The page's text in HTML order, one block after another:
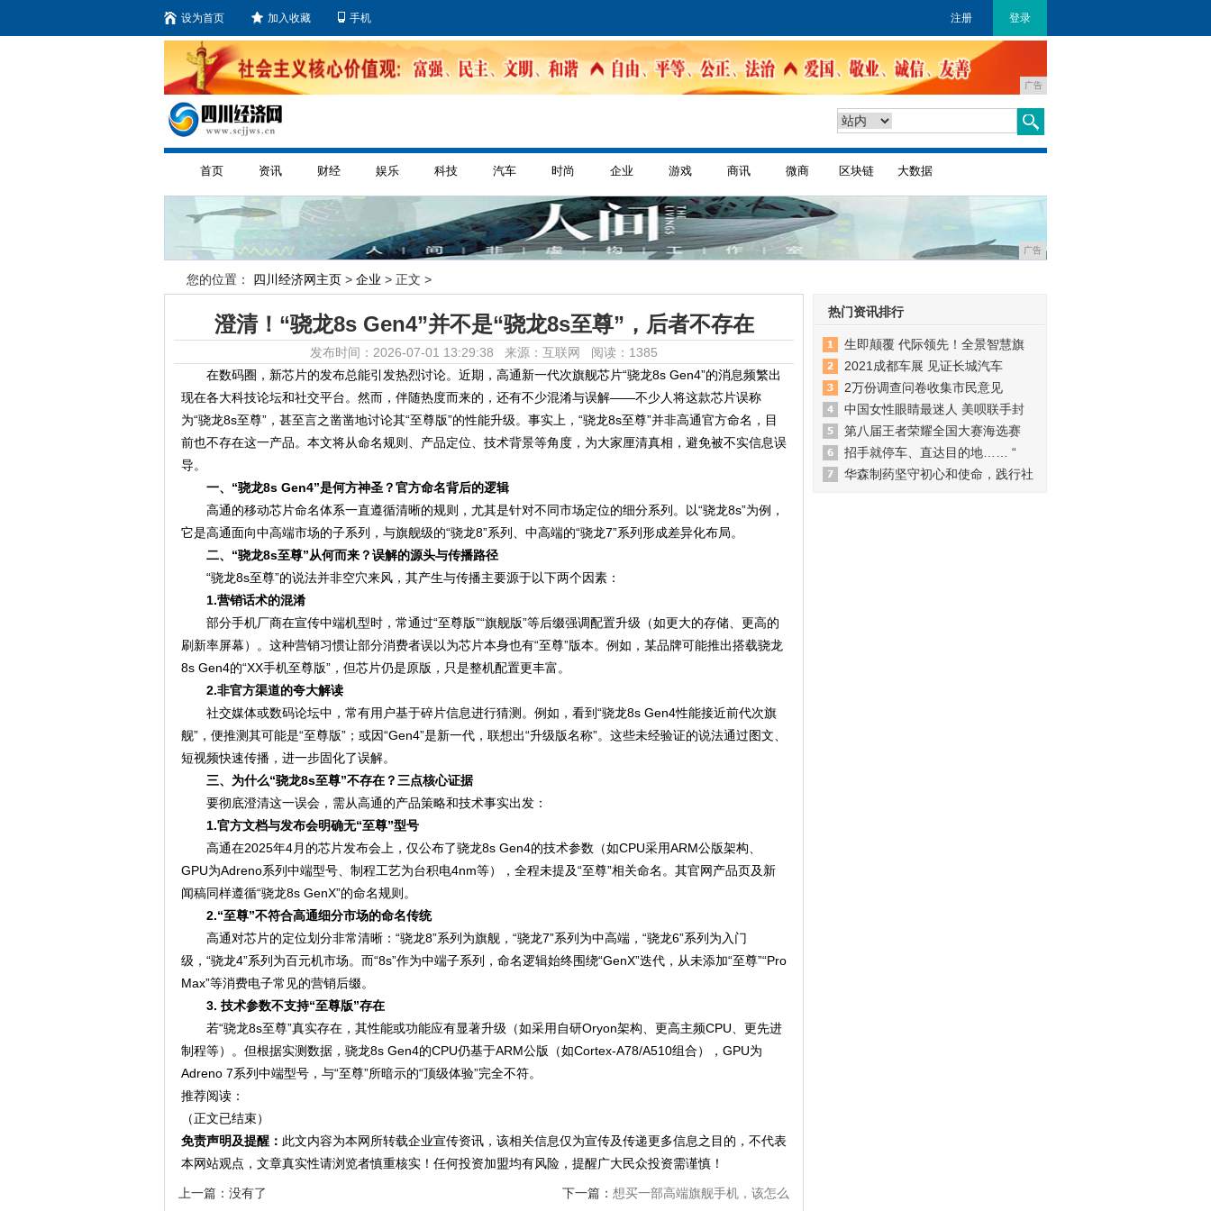
设为首页 加入收藏 手机 注册 登录
广告
首页 资讯 财经 娱乐 科技 汽车 时尚 企业 游戏 商讯 微商 区块链 大数据
广告
您的位置： 四川经济网主页 > 企业 > 正文 >
澄清！“骁龙8s Gen4”并不是“骁龙8s至尊”，后者不存在
发布时间：2026-07-01 13:29:38 来源：互联网 阅读：1385
在数码圈，新芯片的发布总能引发热烈讨论。近期，高通新一代次旗舰芯片“骁龙8s Gen4”的消息频繁出
现在各大科技论坛和社交平台。然而，伴随热度而来的，还有不少混淆与误解——不少人将这款芯片误称
为“骁龙8s至尊”，甚至言之凿凿地讨论其“至尊版”的性能升级。事实上，“骁龙8s至尊”并非高通官方命名，目
前也不存在这一产品。本文将从命名规则、产品定位、技术背景等角度，为大家厘清真相，避免被不实信息误
导。
一、“骁龙8s Gen4”是何方神圣？官方命名背后的逻辑
高通的移动芯片命名体系一直遵循清晰的规则，尤其是针对不同市场定位的细分系列。以“骁龙8s”为例，
它是高通面向中高端市场的子系列，与旗舰级的“骁龙8”系列、中高端的“骁龙7”系列形成差异化布局。
二、“骁龙8s至尊”从何而来？误解的源头与传播路径
“骁龙8s至尊”的说法并非空穴来风，其产生与传播主要源于以下两个因素：
1.营销话术的混淆
部分手机厂商在宣传中端机型时，常通过“至尊版”“旗舰版”等后缀强调配置升级（如更大的存储、更高的
刷新率屏幕）。这种营销习惯让部分消费者误以为芯片本身也有“至尊”版本。例如，某品牌可能推出搭载骁龙
8s Gen4的“XX手机至尊版”，但芯片仍是原版，只是整机配置更丰富。
2.非官方渠道的夸大解读
社交媒体或数码论坛中，常有用户基于碎片信息进行猜测。例如，看到“骁龙8s Gen4性能接近前代次旗
舰”，便推测其可能是“至尊版”；或因“Gen4”是新一代，联想出“升级版名称”。这些未经验证的说法通过图文、
短视频快速传播，进一步固化了误解。
三、为什么“骁龙8s至尊”不存在？三点核心证据
要彻底澄清这一误会，需从高通的产品策略和技术事实出发：
1.官方文档与发布会明确无“至尊”型号
高通在2025年4月的芯片发布会上，仅公布了骁龙8s Gen4的技术参数（如CPU采用ARM公版架构、
GPU为Adreno系列中端型号、制程工艺为台积电4nm等），全程未提及“至尊”相关命名。其官网产品页及新
闻稿同样遵循“骁龙8s GenX”的命名规则。
2.“至尊”不符合高通细分市场的命名传统
高通对芯片的定位划分非常清晰：“骁龙8”系列为旗舰，“骁龙7”系列为中高端，“骁龙6”系列为入门
级，“骁龙4”系列为百元机市场。而“8s”作为中端子系列，命名逻辑始终围绕“GenX”迭代，从未添加“至尊”“Pro
Max”等消费电子常见的营销后缀。
3. 技术参数不支持“至尊版”存在
若“骁龙8s至尊”真实存在，其性能或功能应有显著升级（如采用自研Oryon架构、更高主频CPU、更先进
制程等）。但根据实测数据，骁龙8s Gen4的CPU仍基于ARM公版（如Cortex-A78/A510组合），GPU为
Adreno 7系列中端型号，与“至尊”所暗示的“顶级体验”完全不符。
推荐阅读：
（正文已结束）
免责声明及提醒： 此文内容为本网所转载企业宣传资讯，该相关信息仅为宣传及传递更多信息之目的，不代表
本网站观点，文章真实性请浏览者慎重核实！任何投资加盟均有风险，提醒广大民众投资需谨慎！
上一篇：没有了 下一篇： 想买一部高端旗舰手机，该怎么
热门资讯排行
生即颠覆 代际领先！全景智慧旗
2021成都车展 见证长城汽车
2万份调查问卷收集市民意见
中国女性眼睛最迷人 美呗联手封
第八届王者荣耀全国大赛海选赛
招手就停车、直达目的地…… “
华森制药坚守初心和使命，践行社